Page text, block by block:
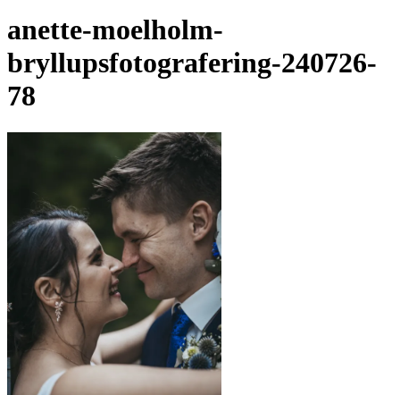
anette-moelholm-
bryllupsfotografering-240726-
78